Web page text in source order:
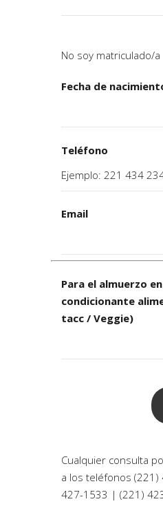
No soy matriculado/a
Fecha de
Teléfono
Email
Para el almuerzo
condicionante
tacc / Veggie)
Cualquier consulta
a los teléfonos
427-1533 | (221)